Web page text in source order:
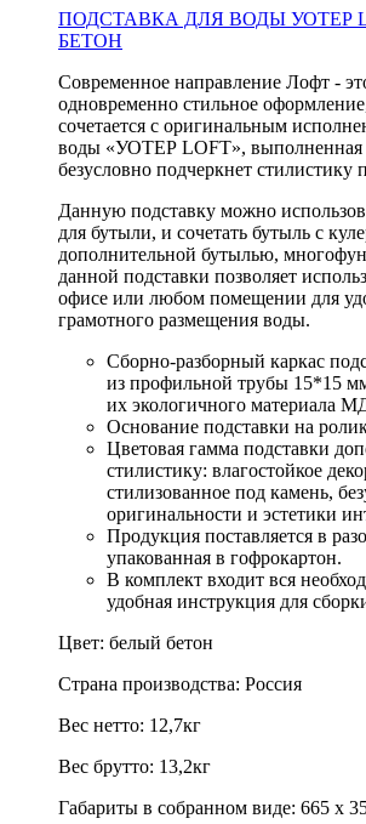
ПОДСТАВКА ДЛЯ ВОДЫ УОТЕР
БЕТОН
Современное направление Лофт -
одновременно стильное
сочетается с оригинальным
воды «УОТЕР LOFT», выполненная
безусловно подчеркнет стилистику
Данную подставку можно
для бутыли, и сочетать бутыль с
дополнительной бутылью,
данной подставки позволяет
офисе или любом помещении для
грамотного размещения воды.
Сборно-разборный каркас
из профильной трубы 15*15
их экологичного материала
Основание подставки на
Цветовая гамма подставки
стилистику: влагостойкое
стилизованное под камень,
оригинальности и эстетики
Продукция поставляется в
упакованная в гофрокартон.
В комплект входит вся
удобная инструкция для
Цвет: белый бетон
Страна производства: Россия
Вес нетто: 12,7кг
Вес брутто: 13,2кг
Габариты в собранном виде: 665 х